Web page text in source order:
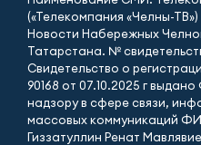
(«Телекомпания «Челны-ТВ»)
Новости Набережных
Татарстана. №
Свидетельство о
90168 от 07.10.2025 г
надзору в сфере связи,
массовых коммуникаций
Гиззатуллин Ренат